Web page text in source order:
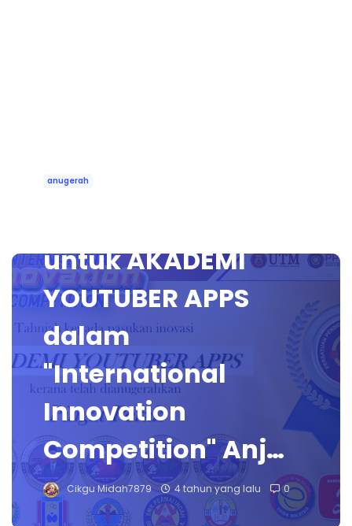
anugerah
untuk AKADEMI
YOUTUBER APPS
dalam
"International
Innovation
Competition" Anj…
Cikgu Midah7879 4 tahun yang lalu 0